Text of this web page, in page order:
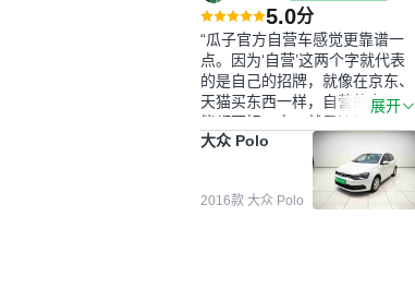
5.0分
“瓜子官方自营车感觉更靠谱一
点。因为‘自营’这两个字就代表
的是自己的招牌，就像在京东、
天猫买东西一样，自营的东西可
能都要好一点。就是这种刻板印
象吧。一开始买二手车的时候，
我确实有担心过事故车、泡水车
这些问题。瓜子的检测报告其实
并不能完全打消顾虑，因为我也
展开
大众 Polo
2016款 大众 Polo